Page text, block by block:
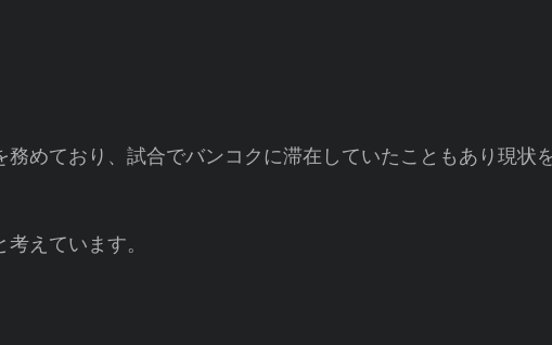
めており、試合でバンコクに滞在していたこともあり現状
えています。